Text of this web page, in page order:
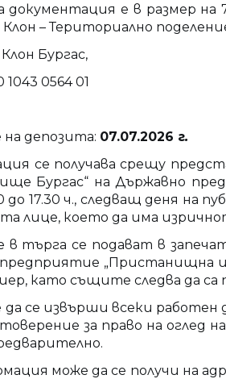
е в размер на
– Териториално
Бургас,
1043 0564 01
на депозита: 07.07.2026 г.
се получава срещу
Бургас“ на Държавно
17.30 ч., следващ деня на
лице, което да има
в търга се подават в
„Пристанищна
като същите следва да са
се извърши всеки работен
за право на
може да се получи на